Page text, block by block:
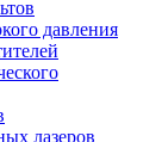
давления
лазеров